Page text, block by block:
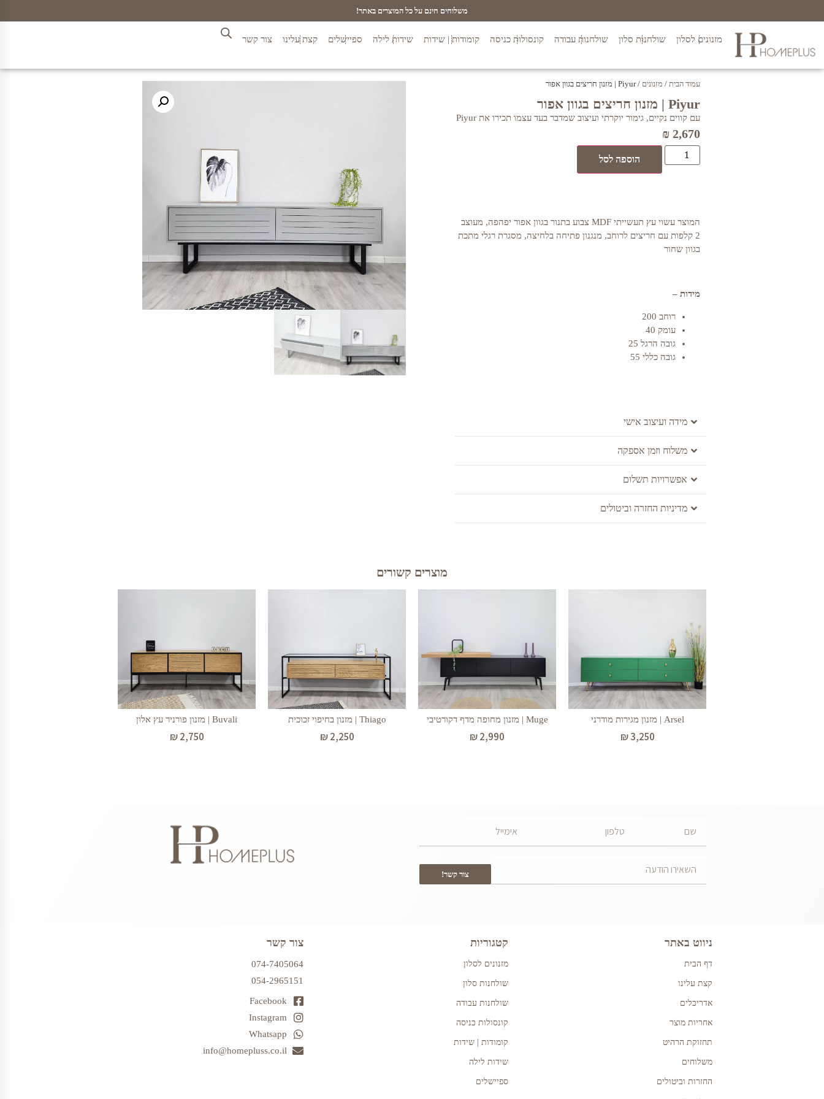
משלוחים חינם על כל המוצרים באתר!
מזנונים לסלון שולחנות סלון שולחנות עבודה קונסולות כניסה קומודות | שידות שידות לילה ספיישלים קצת עלינו צור קשר
עמוד הבית / מזנונים / Piyur | מזנון חריצים בגוון אפור
Piyur | מזנון חריצים בגוון אפור
עם קווים נקיים, גימור יוקרתי ועיצוב שמדבר בעד עצמו תכירו את Piyur
₪ 2,670
הוספה לסל
המוצר עשוי עץ תעשייתי MDF צבוע בתנור בגוון אפור יפהפה, מעוצב
2 קלפות עם חריצים לרוחב, מנגנון פתיחה בלחיצה, מסגרת רגלי מתכת
בגוון שחור
מידות –
רוחב 200
עומק 40
גובה הרגל 25
גובה כללי 55
מידה ועיצוב אישי
משלוח וזמן אספקה
אפשרויות תשלום
מדיניות החזרה וביטולים
מוצרים קשורים
Arsel | מזנון מגירות מודרני
₪3,250
Muge | מזנון מחופה מדף דקורטיבי
₪2,990
Thiago | מזנון בחיפוי זכוכית
₪2,250
Buvali | מזנון פורניר עץ אלון
₪2,750
צור קשר!
ניווט באתר
דף הבית
קצת עלינו
אדריכלים
אחריות מוצר
תחזוקת הרהיט
משלוחים
החזרות וביטולים
קטגוריות
מזנונים לסלון
שולחנות סלון
שולחנות עבודה
קונסולות כניסה
קומודות | שידות
שידות לילה
ספיישלים
צור קשר
074-7405064
054-2965151
Facebook
Instagram
Whatsapp
info@homepluss.co.il